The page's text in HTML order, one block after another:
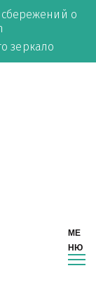
о
зеркало